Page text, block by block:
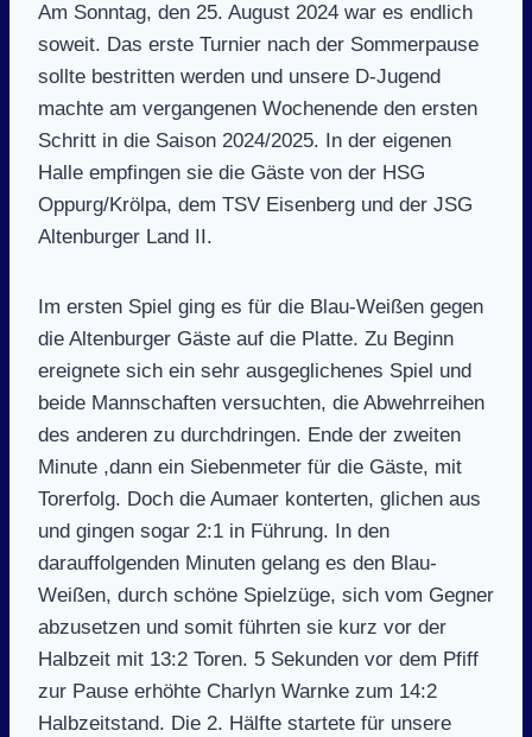
Am Sonntag, den 25. August 2024 war es endlich
soweit. Das erste Turnier nach der Sommerpause
sollte bestritten werden und unsere D-Jugend
machte am vergangenen Wochenende den ersten
Schritt in die Saison 2024/2025. In der eigenen
Halle empfingen sie die Gäste von der HSG
Oppurg/Krölpa, dem TSV Eisenberg und der JSG
Altenburger Land II.
Im ersten Spiel ging es für die Blau-Weißen gegen
die Altenburger Gäste auf die Platte. Zu Beginn
ereignete sich ein sehr ausgeglichenes Spiel und
beide Mannschaften versuchten, die Abwehrreihen
des anderen zu durchdringen. Ende der zweiten
Minute ,dann ein Siebenmeter für die Gäste, mit
Torerfolg. Doch die Aumaer konterten, glichen aus
und gingen sogar 2:1 in Führung. In den
darauffolgenden Minuten gelang es den Blau-
Weißen, durch schöne Spielzüge, sich vom Gegner
abzusetzen und somit führten sie kurz vor der
Halbzeit mit 13:2 Toren. 5 Sekunden vor dem Pfiff
zur Pause erhöhte Charlyn Warnke zum 14:2
Halbzeitstand. Die 2. Hälfte startete für unsere